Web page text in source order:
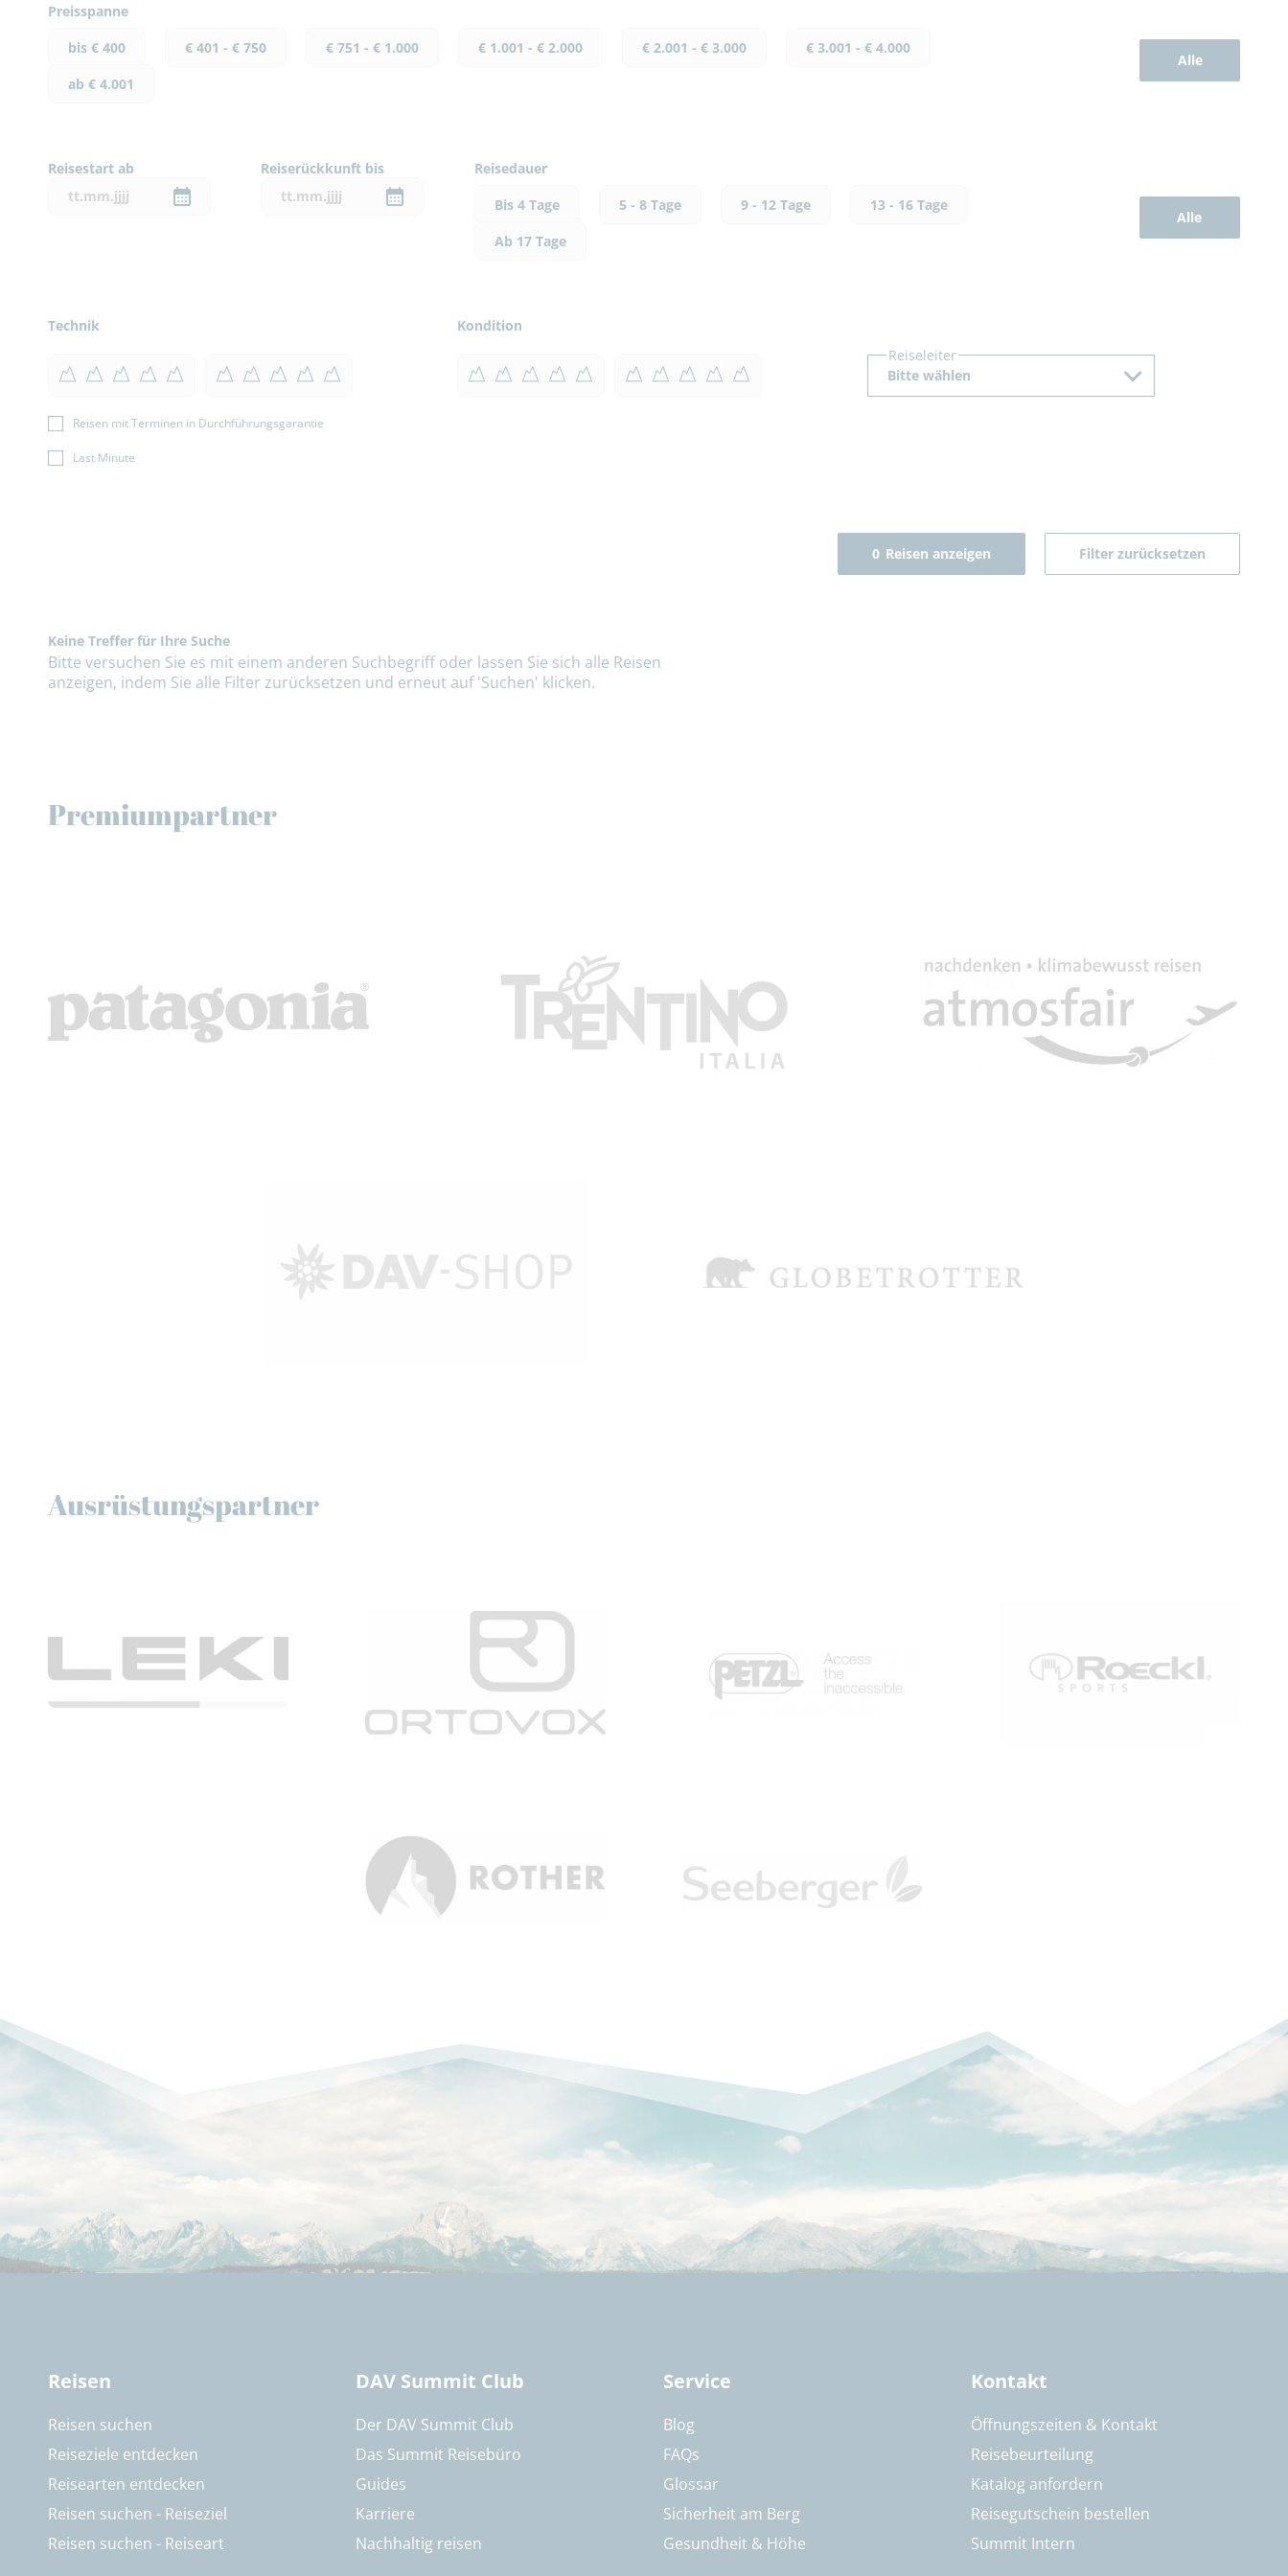
Preisspanne
bis € 400
€ 401 - € 750 € 751 - € 1.000 € 1.001 - € 2.000 € 2.001 - € 3.000
€ 3.001 - € 4.000
ab € 4.001
Alle
Reisestart ab Reiserückkunft bis
Reisedauer
Bis 4 Tage
5 - 8 Tage 9 - 12 Tage
13 - 16 Tage
Ab 17 Tage
Alle
Technik
Kondition
Reiseleiter
Bitte wählen
Reisen mit Terminen in Durchführungsgarantie
Last Minute
0 Reisen anzeigen Filter zurücksetzen
Keine Treffer für Ihre Suche
Bitte versuchen Sie es mit einem anderen Suchbegriff oder lassen Sie sich alle Reisen
anzeigen, indem Sie alle Filter zurücksetzen und erneut auf 'Suchen' klicken.
Premiumpartner
Ausrüstungspartner
Reisen
Reisen suchen
Reiseziele entdecken
Reisearten entdecken
Reisen suchen - Reiseziel
Reisen suchen - Reiseart
DAV Summit Club
Der DAV Summit Club
Das Summit Reisebüro
Guides
Karriere
Nachhaltig reisen
Service
Blog
FAQs
Glossar
Sicherheit am Berg
Gesundheit & Höhe
Kontakt
Öffnungszeiten & Kontakt
Reisebeurteilung
Katalog anfordern
Reisegutschein bestellen
Summit Intern